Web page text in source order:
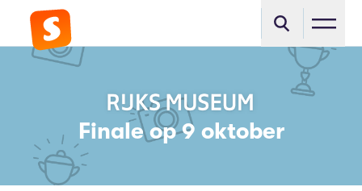
Finale op 9 oktober